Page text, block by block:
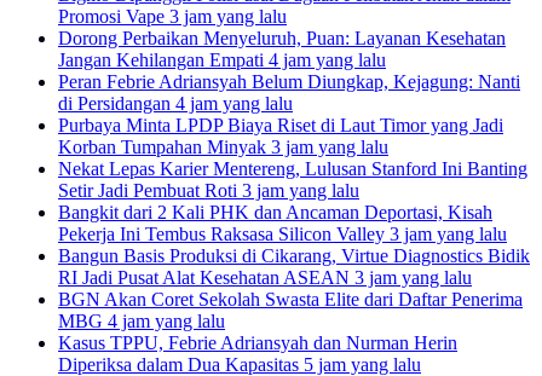
Promosi Vape 3 jam yang lalu
Dorong Perbaikan Menyeluruh, Puan: Layanan Kesehatan
Jangan Kehilangan Empati 4 jam yang lalu
Peran Febrie Adriansyah Belum Diungkap, Kejagung: Nanti
di Persidangan 4 jam yang lalu
Purbaya Minta LPDP Biaya Riset di Laut Timor yang Jadi
Korban Tumpahan Minyak 3 jam yang lalu
Nekat Lepas Karier Mentereng, Lulusan Stanford Ini Banting
Setir Jadi Pembuat Roti 3 jam yang lalu
Bangkit dari 2 Kali PHK dan Ancaman Deportasi, Kisah
Pekerja Ini Tembus Raksasa Silicon Valley 3 jam yang lalu
Bangun Basis Produksi di Cikarang, Virtue Diagnostics Bidik
RI Jadi Pusat Alat Kesehatan ASEAN 3 jam yang lalu
BGN Akan Coret Sekolah Swasta Elite dari Daftar Penerima
MBG 4 jam yang lalu
Kasus TPPU, Febrie Adriansyah dan Nurman Herin
Diperiksa dalam Dua Kapasitas 5 jam yang lalu